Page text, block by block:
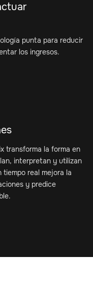
punta para reducir
los ingresos.
transforma la forma en
interpretan y utilizan
tiempo real mejora la
y predice